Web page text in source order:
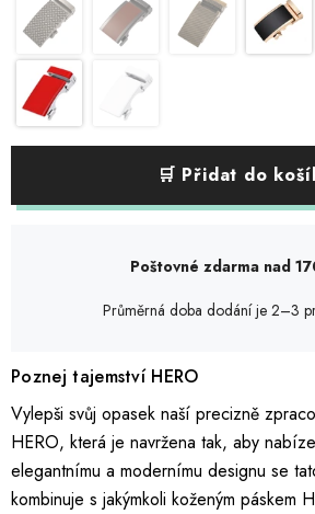
🛒 Přidat do
Poštovné zdarma nad
Průměrná doba dodání je 2–3
Poznej tajemství HERO
Vylepši svůj opasek naší precizně
HERO, která je navržena tak, aby
elegantnímu a modernímu designu se
kombinuje s jakýmkoli koženým páskem